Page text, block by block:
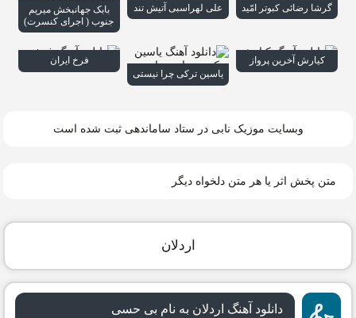
گرشا رضائی کبوتر امّید علی لهراسبی آتیش تند
بابک جهانبخش میریم
جنوب ( اجرای کنسرت)
کیارش آخرین پرواز
یاسین ترکی چرا نیستی
فرخ ایران
وبسایت موزیک نابی در ستاد ساماندهی ثبت شده است
متن پخش اثر یا هر متن دلخواه دیگر
اردلان
دانلود آهنگ اردلان به نام بی حسی